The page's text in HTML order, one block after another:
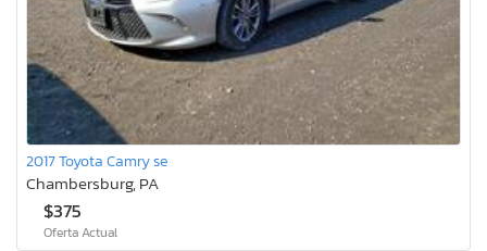
2017 Toyota Camry se
Chambersburg, PA
$375
Oferta Actual